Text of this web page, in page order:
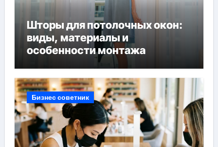
Шторы для потолочных окон:
виды, материалы и
особенности монтажа
Бизнес советник